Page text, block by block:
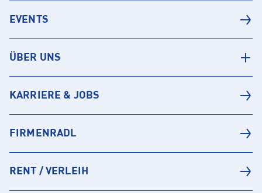
EVENTS
ÜBER UNS
KARRIERE & JOBS
FIRMENRADL
RENT / VERLEIH